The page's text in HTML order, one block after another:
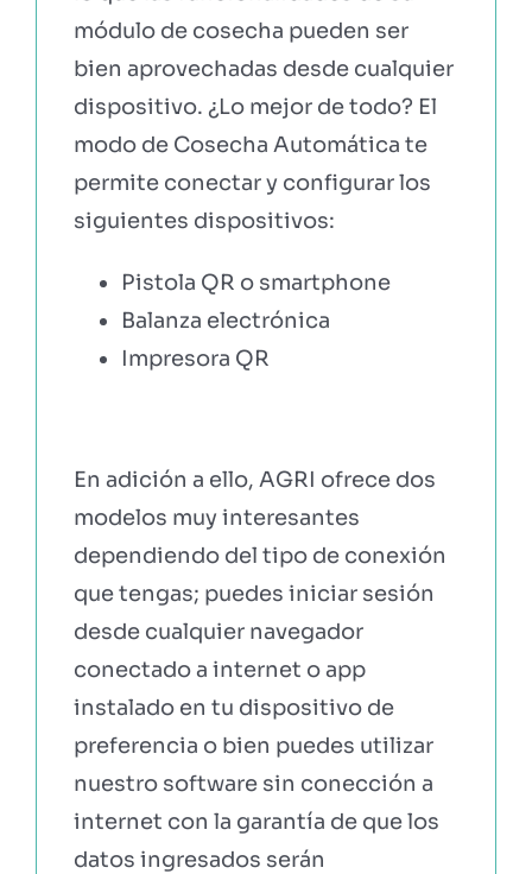
módulo de cosecha pueden ser
bien aprovechadas desde cualquier
dispositivo. ¿Lo mejor de todo? El
modo de Cosecha Automática te
permite conectar y configurar los
siguientes dispositivos:
Pistola QR o smartphone
Balanza electrónica
Impresora QR
En adición a ello, AGRI ofrece dos
modelos muy interesantes
dependiendo del tipo de conexión
que tengas; puedes iniciar sesión
desde cualquier navegador
conectado a internet o app
instalado en tu dispositivo de
preferencia o bien puedes utilizar
nuestro software sin conección a
internet con la garantía de que los
datos ingresados serán